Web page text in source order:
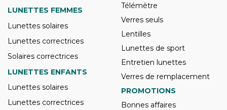
LUNETTES FEMMES
Lunettes solaires
Lunettes correctrices
Solaires correctrices
LUNETTES ENFANTS
Lunettes solaires
Lunettes correctrices
Télémètre
Verres seuls
Lentilles
Lunettes de sport
Entretien lunettes
Verres de remplacement
PROMOTIONS
Bonnes affaires